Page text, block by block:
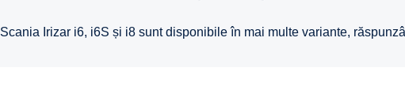
Scania Irizar i6, i6S și i8 sunt disponibile în mai multe variante,